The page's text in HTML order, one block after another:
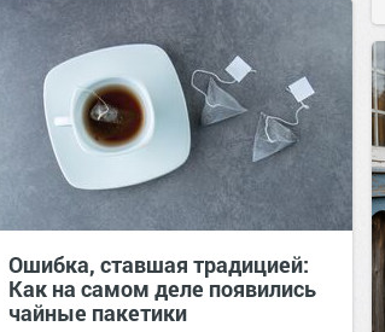
Ошибка, ставшая традицией:
Как на самом деле появились
чайные пакетики